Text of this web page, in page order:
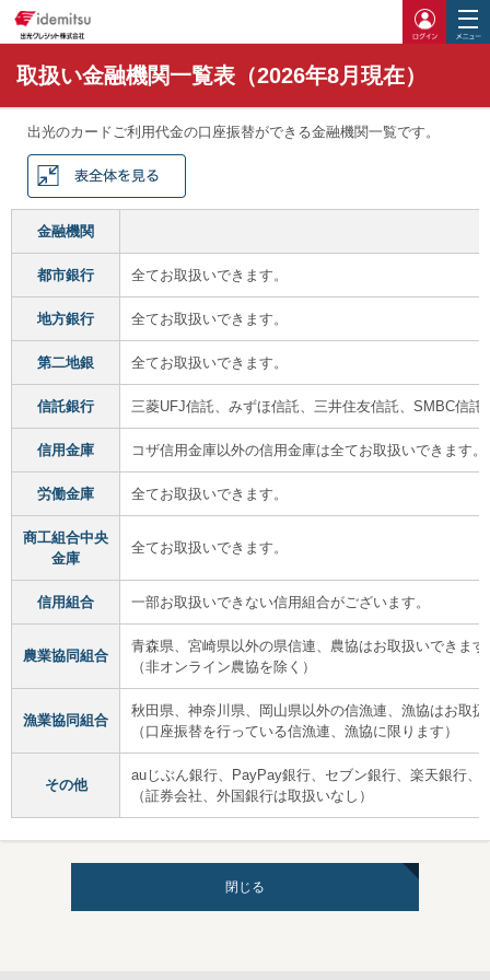
ログイ
取扱い金融機関一覧表（2026年8月現在）
出光のカードご利用代金の口座振替ができる金融機関一覧です。
金融機関
都市銀行 全てお取扱いできます。
地方銀行 全てお取扱いできます。
第二地銀 全てお取扱いできます。
信託銀行 三菱UFJ信託、みずほ信託、三井住友信託、SMBC信託
信用金庫 コザ信用金庫以外の信用金庫は全てお取扱いできます。
労働金庫 全てお取扱いできます。
商工組合中央
金庫
全てお取扱いできます。
信用組合 一部お取扱いできない信用組合がございます。
農業協同組合
青森県、宮崎県以外の県信連、農協はお取扱いできます
（非オンライン農協を除く）
漁業協同組合
秋田県、神奈川県、岡山県以外の信漁連、漁協はお取
（口座振替を行っている信漁連、漁協に限ります）
その他
auじぶん銀行、PayPay銀行、セブン銀行、楽天銀行
（証券会社、外国銀行は取扱いなし）
閉じる